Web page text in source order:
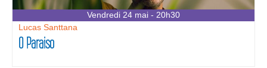
Vendredi 24 mai - 20h30
Lucas Santtana
O Paraiso